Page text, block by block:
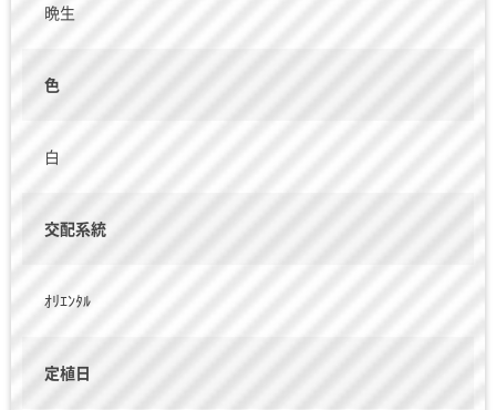
晩生
色
白
交配系統
ｵﾘｴﾝﾀﾙ
定植日